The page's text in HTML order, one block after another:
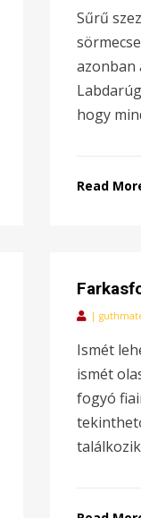
Sűrű
azonban
hogy
Read
|
Ismét
ismét
fogyó